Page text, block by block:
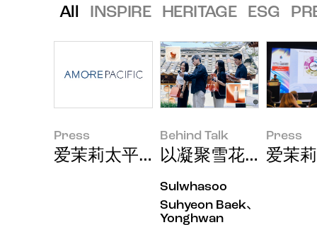
All INSPIRE HERITAGE ESG
Press
爱茉莉太平洋集团2026年第二季
Behind Talk
以凝聚雪花秀神韵
Sulwhasoo
Suhyeon Baek、
Yonghwan
Press
爱茉